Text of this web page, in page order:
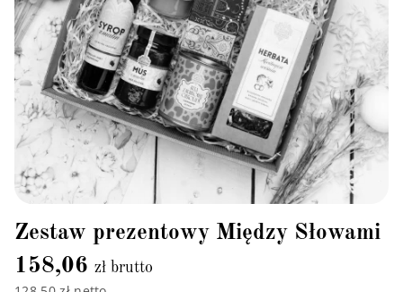
Zestaw prezentowy Między Słowami
158,06 zł brutto